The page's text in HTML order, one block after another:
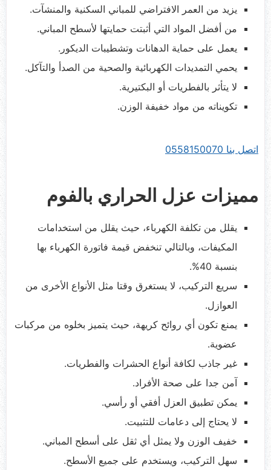
يزيد من العمر الافتراضي للمباني السكنية والمنشآت.
من أفضل المواد التي أثبتت حمايتها لأسطح المباني.
يعمل على حماية الدهانات وتشطيبات الديكور.
يحمي التمديدات الكهربائية والصحية من الصدأ والتآكل.
لا يتأثر بالفطريات أو البكتيرية.
تكويناته من مواد خفيفة الوزن.
اتصل بنا 0558150070
مميزات عزل الحراري بالفوم
يقلل من تكلفة الكهرباء، حيث يقلل من استخدامات
المكيفات، وبالتالي تنخفض قيمة فاتورة الكهرباء بها
بنسبة 40%.
سريع التركيب، لا يستغرق وقتا مثل الأنواع الأخرى من
العوازل.
يمنع تكون أي روائح كريهة، حيث يتميز بخلوه من مركبات
عضوية.
غير جاذب لكافة أنواع الحشرات والفطريات.
آمن جدا على صحة الأفراد.
يمكن تطبيق العزل أفقي أو رأسي.
لا يحتاج إلى دعامات للتثبيت.
خفيف الوزن ولا يمثل أي ثقل على أسطح المباني.
سهل التركيب، ويستخدم على جميع الأسطح.